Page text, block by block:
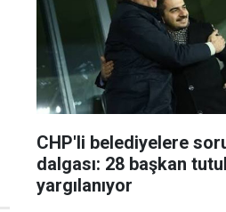
CHP'li belediyelere
dalgası: 28 başkan
yargılanıyor